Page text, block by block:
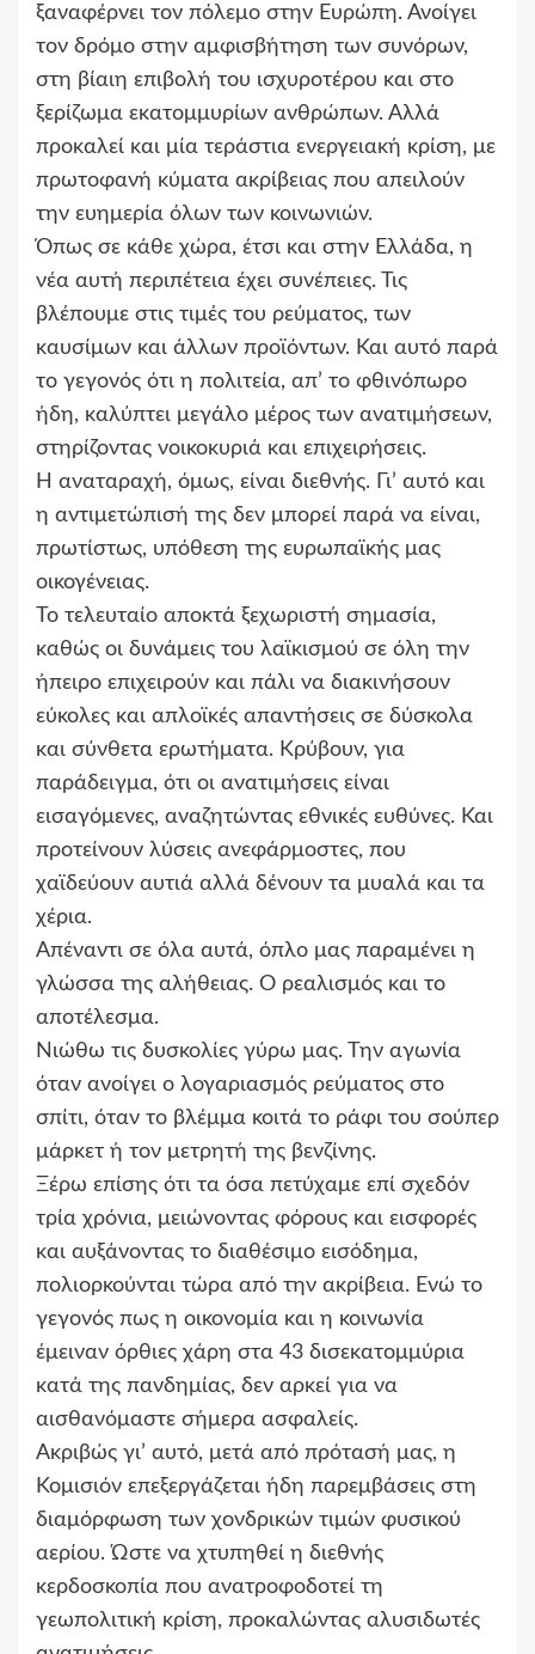
ξαναφέρνει τον πόλεμο στην Ευρώπη. Ανοίγει
τον δρόμο στην αμφισβήτηση των συνόρων,
στη βίαιη επιβολή του ισχυροτέρου και στο
ξερίζωμα εκατομμυρίων ανθρώπων. Αλλά
προκαλεί και μία τεράστια ενεργειακή κρίση, με
πρωτοφανή κύματα ακρίβειας που απειλούν
την ευημερία όλων των κοινωνιών.
Όπως σε κάθε χώρα, έτσι και στην Ελλάδα, η
νέα αυτή περιπέτεια έχει συνέπειες. Τις
βλέπουμε στις τιμές του ρεύματος, των
καυσίμων και άλλων προϊόντων. Και αυτό παρά
το γεγονός ότι η πολιτεία, απ’ το φθινόπωρο
ήδη, καλύπτει μεγάλο μέρος των ανατιμήσεων,
στηρίζοντας νοικοκυριά και επιχειρήσεις.
Η αναταραχή, όμως, είναι διεθνής. Γι’ αυτό και
η αντιμετώπισή της δεν μπορεί παρά να είναι,
πρωτίστως, υπόθεση της ευρωπαϊκής μας
οικογένειας.
Το τελευταίο αποκτά ξεχωριστή σημασία,
καθώς οι δυνάμεις του λαϊκισμού σε όλη την
ήπειρο επιχειρούν και πάλι να διακινήσουν
εύκολες και απλοϊκές απαντήσεις σε δύσκολα
και σύνθετα ερωτήματα. Κρύβουν, για
παράδειγμα, ότι οι ανατιμήσεις είναι
εισαγόμενες, αναζητώντας εθνικές ευθύνες. Και
προτείνουν λύσεις ανεφάρμοστες, που
χαϊδεύουν αυτιά αλλά δένουν τα μυαλά και τα
χέρια.
Απέναντι σε όλα αυτά, όπλο μας παραμένει η
γλώσσα της αλήθειας. Ο ρεαλισμός και το
αποτέλεσμα.
Νιώθω τις δυσκολίες γύρω μας. Την αγωνία
όταν ανοίγει ο λογαριασμός ρεύματος στο
σπίτι, όταν το βλέμμα κοιτά το ράφι του σούπερ
μάρκετ ή τον μετρητή της βενζίνης.
Ξέρω επίσης ότι τα όσα πετύχαμε επί σχεδόν
τρία χρόνια, μειώνοντας φόρους και εισφορές
και αυξάνοντας το διαθέσιμο εισόδημα,
πολιορκούνται τώρα από την ακρίβεια. Ενώ το
γεγονός πως η οικονομία και η κοινωνία
έμειναν όρθιες χάρη στα 43 δισεκατομμύρια
κατά της πανδημίας, δεν αρκεί για να
αισθανόμαστε σήμερα ασφαλείς.
Ακριβώς γι’ αυτό, μετά από πρότασή μας, η
Κομισιόν επεξεργάζεται ήδη παρεμβάσεις στη
διαμόρφωση των χονδρικών τιμών φυσικού
αερίου. Ώστε να χτυπηθεί η διεθνής
κερδοσκοπία που ανατροφοδοτεί τη
γεωπολιτική κρίση, προκαλώντας αλυσιδωτές